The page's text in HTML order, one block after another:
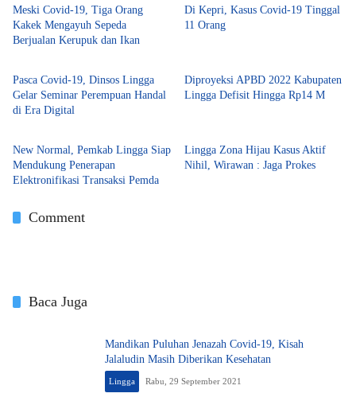
Meski Covid-19, Tiga Orang
Kakek Mengayuh Sepeda
Berjualan Kerupuk dan Ikan
Di Kepri, Kasus Covid-19 Tinggal
11 Orang
Lingga
Pasca Covid-19, Dinsos Lingga
Gelar Seminar Perempuan Handal
di Era Digital
Diproyeksi APBD 2022 Kabupaten
Lingga Defisit Hingga Rp14 M
Lingga
New Normal, Pemkab Lingga Siap
Mendukung Penerapan
Elektronifikasi Transaksi Pemda
Lingga Zona Hijau Kasus Aktif
Nihil, Wirawan : Jaga Prokes
Comment
Baca Juga
Mandikan Puluhan Jenazah Covid-19, Kisah
Jalaludin Masih Diberikan Kesehatan
Lingga Rabu, 29 September 2021